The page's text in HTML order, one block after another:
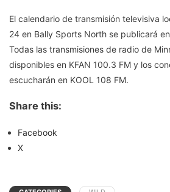
El calendario de transmisión televisiva
24 en Bally Sports North se publicará
Todas las transmisiones de radio de
disponibles en KFAN 100.3 FM y los
escucharán en KOOL 108 FM.
Share this:
Facebook
X